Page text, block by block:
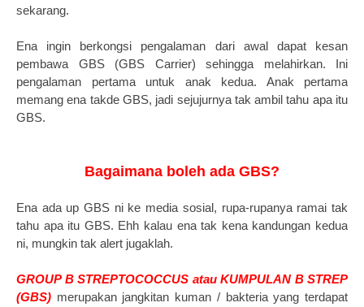
sekarang.
Ena ingin berkongsi pengalaman dari awal dapat kesan
pembawa GBS (GBS Carrier) sehingga melahirkan. Ini
pengalaman pertama untuk anak kedua. Anak pertama
memang ena takde GBS, jadi sejujurnya tak ambil tahu apa itu
GBS.
Bagaimana boleh ada GBS?
Ena ada up GBS ni ke media sosial, rupa-rupanya ramai tak
tahu apa itu GBS. Ehh kalau ena tak kena kandungan kedua
ni, mungkin tak alert jugaklah.
GROUP B STREPTOCOCCUS atau KUMPULAN B STREP
(GBS) merupakan jangkitan kuman / bakteria yang terdapat